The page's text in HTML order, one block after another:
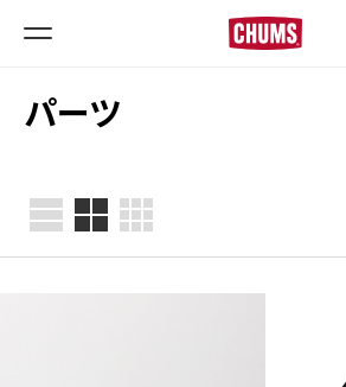
■夏季休業のお知らせ■
パーツ